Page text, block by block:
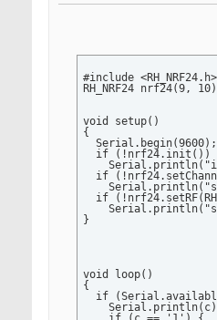
#include <RH_NRF24.h>
RH_NRF24 nrf24(9,
void setup()
{
  Serial.begin(9600);
  if (!nrf24.init())
if
if
}
void loop()
{
if